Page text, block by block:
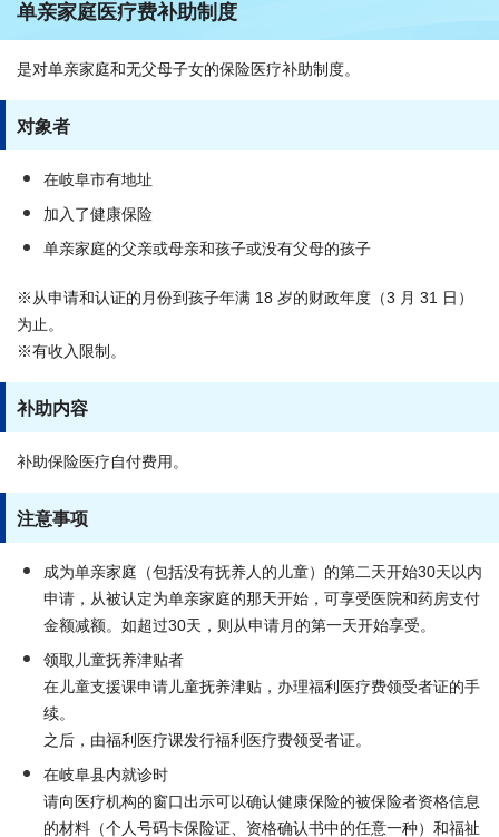
单亲家庭医疗费补助制度
是对单亲家庭和无父母子女的保险医疗补助制度。
对象者
在岐阜市有地址
加入了健康保险
单亲家庭的父亲或母亲和孩子或没有父母的孩子
※从申请和认证的月份到孩子年满 18 岁的财政年度（3 月 31 日）
为止。
※有收入限制。
补助内容
补助保险医疗自付费用。
注意事项
成为单亲家庭（包括没有抚养人的儿童）的第二天开始30天以内
申请，从被认定为单亲家庭的那天开始，可享受医院和药房支付
金额减额。如超过30天，则从申请月的第一天开始享受。
领取儿童抚养津贴者
在儿童支援课申请儿童抚养津贴，办理福利医疗费领受者证的手
续。
之后，由福利医疗课发行福利医疗费领受者证。
在岐阜县内就诊时
请向医疗机构的窗口出示可以确认健康保险的被保险者资格信息
的材料（个人号码卡保险证、资格确认书中的任意一种）和福祉